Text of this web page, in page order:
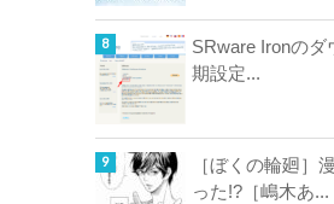
SRware Ironのダ
期設定...
［ぼくの輪廻］
った!?［嶋木あ...